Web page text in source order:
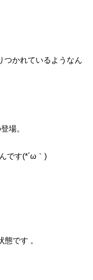
つかれているようなん
場。
です(*´ω｀)
態です 。